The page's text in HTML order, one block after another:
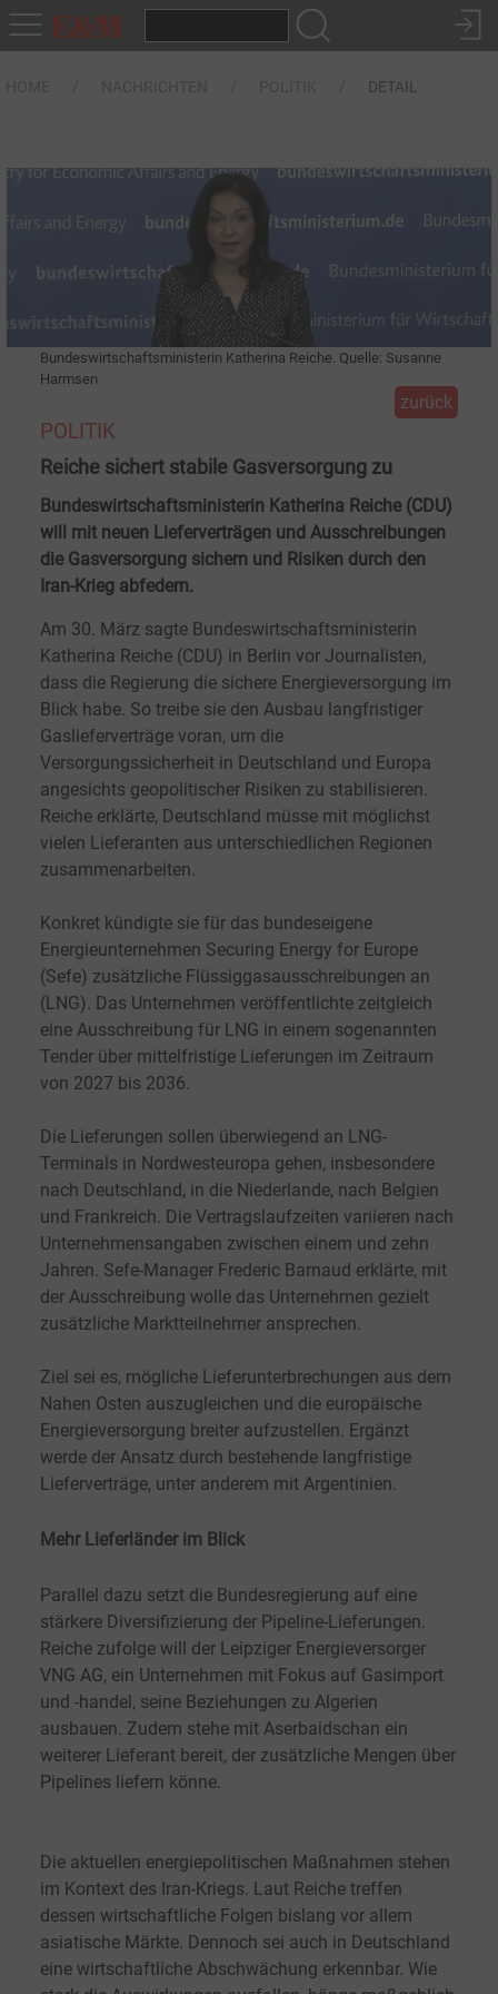
DETAIL
Bundeswirtschaftsministerin Katherina Reiche. Quelle: Susanne
Harmsen
zurück
POLITIK
Reiche sichert stabile Gasversorgung zu
Bundeswirtschaftsministerin Katherina Reiche (CDU)
will mit neuen Lieferverträgen und Ausschreibungen
die Gasversorgung sichern und Risiken durch den
Iran-Krieg abfedern.
Am 30. März sagte Bundeswirtschaftsministerin
Katherina Reiche (CDU) in Berlin vor Journalisten,
dass die Regierung die sichere Energieversorgung im
Blick habe. So treibe sie den Ausbau langfristiger
Gaslieferverträge voran, um die
Versorgungssicherheit in Deutschland und Europa
angesichts geopolitischer Risiken zu stabilisieren.
Reiche erklärte, Deutschland müsse mit möglichst
vielen Lieferanten aus unterschiedlichen Regionen
zusammenarbeiten.
Konkret kündigte sie für das bundeseigene
Energieunternehmen Securing Energy for Europe
(Sefe) zusätzliche Flüssiggasausschreibungen an
(LNG). Das Unternehmen veröffentlichte zeitgleich
eine Ausschreibung für LNG in einem sogenannten
Tender über mittelfristige Lieferungen im Zeitraum
von 2027 bis 2036.
Die Lieferungen sollen überwiegend an LNG-
Terminals in Nordwesteuropa gehen, insbesondere
nach Deutschland, in die Niederlande, nach Belgien
und Frankreich. Die Vertragslaufzeiten variieren nach
Unternehmensangaben zwischen einem und zehn
Jahren. Sefe-Manager Frederic Barnaud erklärte, mit
der Ausschreibung wolle das Unternehmen gezielt
zusätzliche Marktteilnehmer ansprechen.
Ziel sei es, mögliche Lieferunterbrechungen aus dem
Nahen Osten auszugleichen und die europäische
Energieversorgung breiter aufzustellen. Ergänzt
werde der Ansatz durch bestehende langfristige
Lieferverträge, unter anderem mit Argentinien.
Mehr Lieferländer im Blick
Parallel dazu setzt die Bundesregierung auf eine
stärkere Diversifizierung der Pipeline-Lieferungen.
Reiche zufolge will der Leipziger Energieversorger
VNG AG, ein Unternehmen mit Fokus auf Gasimport
und -handel, seine Beziehungen zu Algerien
ausbauen. Zudem stehe mit Aserbaidschan ein
weiterer Lieferant bereit, der zusätzliche Mengen über
Pipelines liefern könne.
Die aktuellen energiepolitischen Maßnahmen stehen
im Kontext des Iran-Kriegs. Laut Reiche treffen
dessen wirtschaftliche Folgen bislang vor allem
asiatische Märkte. Dennoch sei auch in Deutschland
eine wirtschaftliche Abschwächung erkennbar. Wie